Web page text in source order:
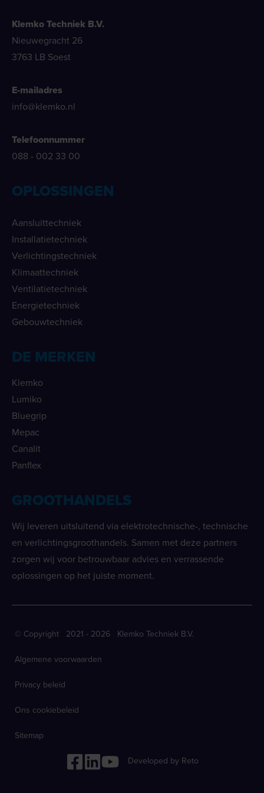
Klemko Techniek B.V.
Nieuwegracht 26
3763 LB Soest
E-mailadres
info@klemko.nl
Telefoonnummer
088 - 002 33 00
OPLOSSINGEN
Aansluittechniek
Installatietechniek
Verlichtingstechniek
Klimaattechniek
Ventilatietechniek
Energietechniek
Gebouwtechniek
DE MERKEN
Klemko
Lumiko
Bluegrip
Mepac
Canalit
Panflex
GROOTHANDELS
Wij leveren uitsluitend via elektrotechnische-, technische
en verlichtingsgroothandels. Samen met deze partners
zorgen wij voor betrouwbaar advies en verrassende
oplossingen op het juiste moment.
© Copyright 2021 - 2026 Klemko Techniek B.V.
Algemene voorwaarden
Privacy beleid
Ons cookiebeleid
Sitemap
Developed by Reto